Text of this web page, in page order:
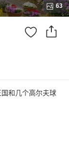
63
和几个高尔夫球